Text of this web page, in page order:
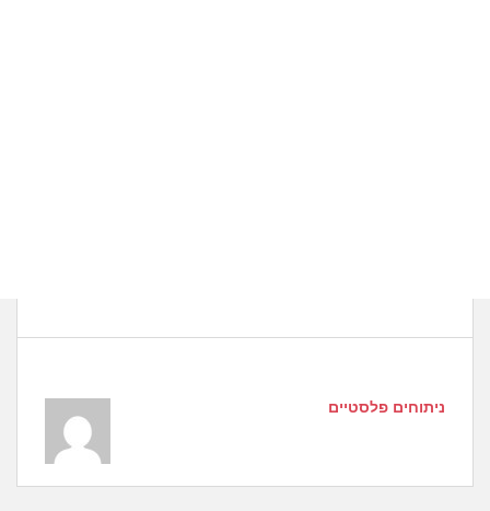
ניתוחים פלסטיים